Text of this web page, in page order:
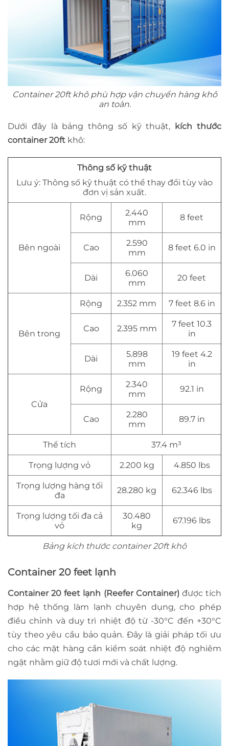
Container 20ft khô phù hợp vận chuyển hàng khô
an toàn.
Dưới đây là bảng thông số kỹ thuật,
kích thước
container 20ft khô:
Bảng kích thước container 20ft khô
Thông số kỹ thuật
Lưu ý: Thông số kỹ thuật có thể thay đổi tùy vào
đơn vị sản xuất.
Bên ngoài
Rộng
2.440
mm
8 feet
Cao
2.590
mm
8 feet 6.0 in
Dài
6.060
mm
20 feet
Bên trong
Rộng 2.352 mm 7 feet 8.6 in
Cao 2.395 mm
7 feet 10.3
in
Dài
5.898
mm
19 feet 4.2
in
Cửa
Rộng
2.340
mm
92.1 in
Cao
2.280
mm
89.7 in
Thể tích 37.4 m³
Trọng lượng vỏ 2.200 kg 4.850 lbs
Trọng lượng hàng tối
đa
28.280 kg 62.346 lbs
Trọng lượng tối đa cả
vỏ
30.480
kg
67.196 lbs
Container 20 feet lạnh
Container 20 feet lạnh (Reefer Container)được tích
hợp hệ thống làm lạnh chuyên dụng, cho phép
điều chỉnh và duy trì nhiệt độ từ -30°C đến +30°C
tùy theo yêu cầu bảo quản. Đây là giải pháp tối ưu
cho các mặt hàng cần kiểm soát nhiệt độ nghiêm
ngặt nhằm giữ độ tươi mới và chất lượng.